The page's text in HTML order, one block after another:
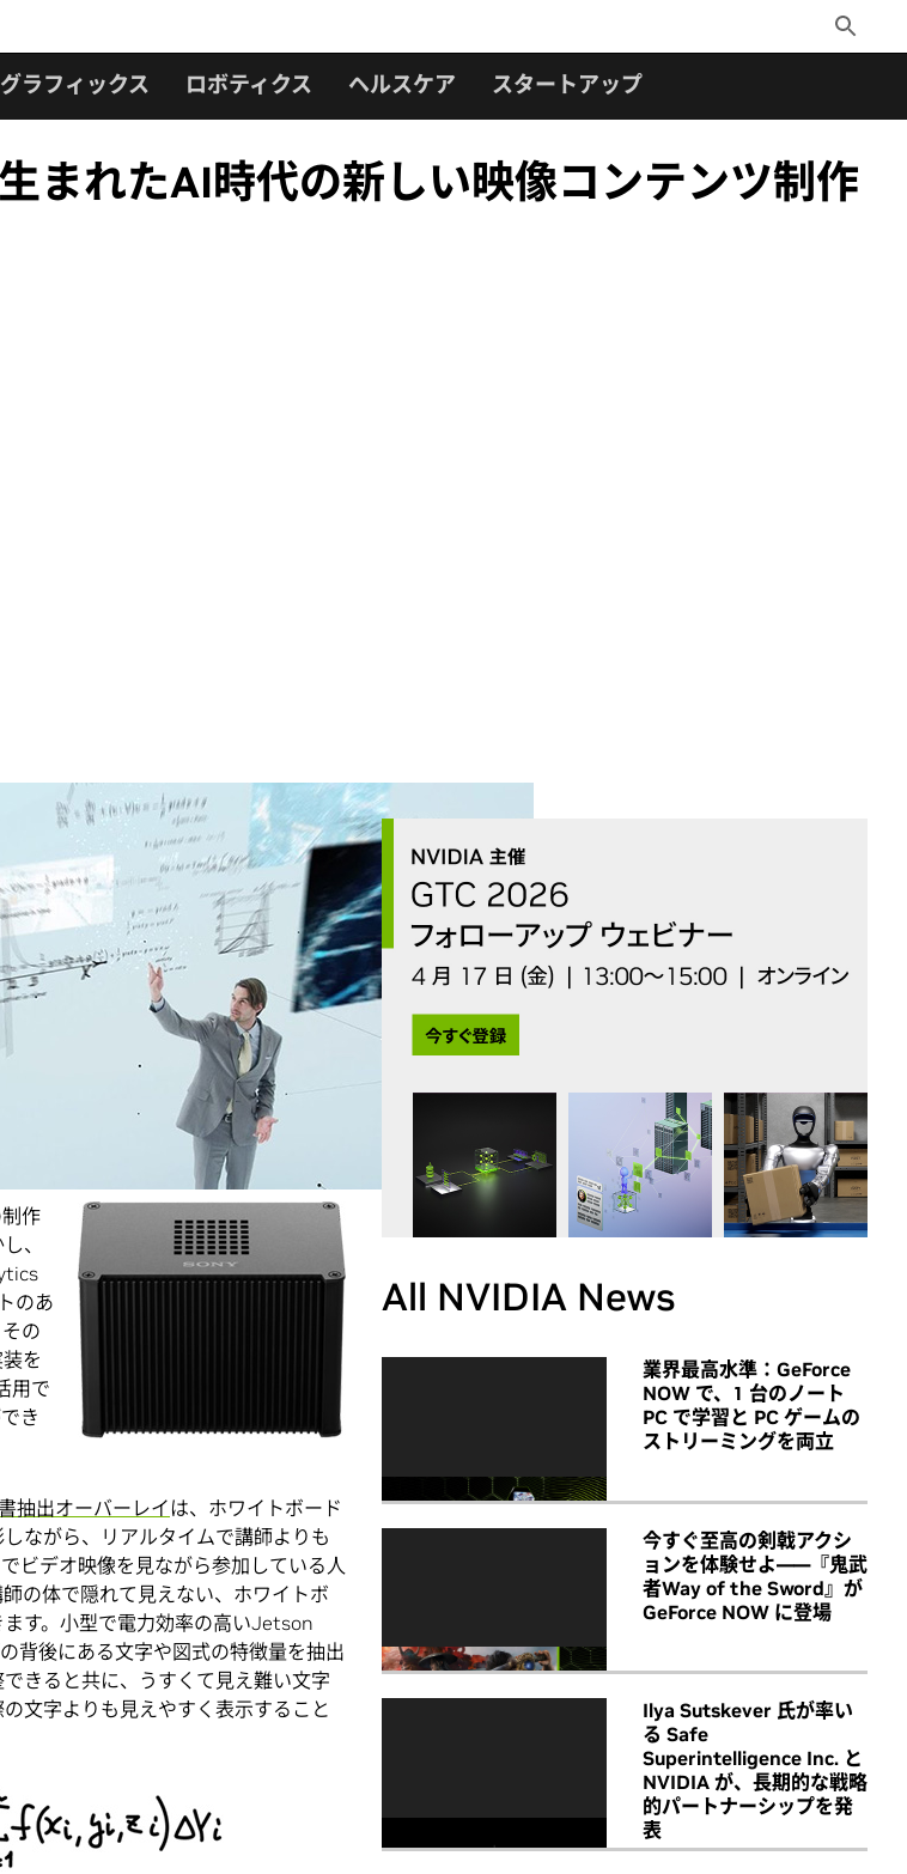
Toggle
Search
ラフィックス ロボティクス ヘルスケア スタートアップ
まれたAI時代の新しい映像コンテンツ制作
ョンの手法が大きく変わってきまし
ながら黒板やホワイトボードに書き
ましたが、最近では電子ファイルで
ウンロードして参照しながら、講師
トによるリモートでの講義や、聴き
度聴講し直す、といった方法も最近で
教育やプレゼンテーション手法の進
スを実現する、ソニーのEdge
）、REA-C1000がNVIDIAのJetsonプ
作
、
のあ
の
を
用で
き
抽出オーバーレイは、ホワイトボード
ながら、リアルタイムで講師よりも
ビデオ映像を見ながら参加している人
の体で隠れて見えない、ホワイトボ
す。小型で電力効率の高いJetson
背後にある文字や図式の特徴量を抽出
きると共に、うすくて見え難い文字
文字よりも見えやすく表示すること
All NVIDIA News
業界最高水準：GeForce
NOW で、1 台のノート
PC で学習と PC ゲームの
ストリーミングを両立
今すぐ至高の剣戟アクシ
ョンを体験せよ――『鬼武
者Way of the Sword』が
GeForce NOW に登場
Ilya Sutskever 氏が率い
る Safe
Superintelligence Inc. と
NVIDIA が、長期的な戦略
的パートナーシップを発
表